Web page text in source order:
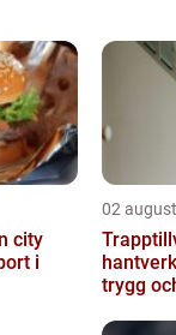
city
i
02
trygg